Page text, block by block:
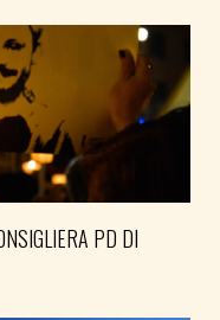
PD DI